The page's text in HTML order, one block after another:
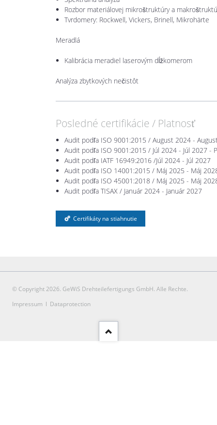
Rozbor materiálovej mikroštruktúry a
Tvrdomery: Rockwell, Vickers, Brinell, Mikrohärte
Meradlá
Kalibrácia meradiel laserovým dĺžkomerom
Analýza zbytkových nečistôt
Posledné certifikácie / Platnosť
Audit podľa ISO 9001:2015 / August 2024 -
Audit podľa ISO 9001:2015 / Júl 2024 - Júl 2027 -
Audit podľa IATF 16949:2016 /Júl 2024 - Júl 2027
Audit podľa ISO 14001:2015 / Máj 2025 - Máj
Audit podľa ISO 45001:2018 / Máj 2025 - Máj
Audit podľa TISAX / Január 2024 - Január 2027
Certifikáty na stiahnutie
© Copyright 2026. GeWiS Drehteilefertigungs GmbH. Alle Rechte.
Preskoči
Impressum Dataprotection